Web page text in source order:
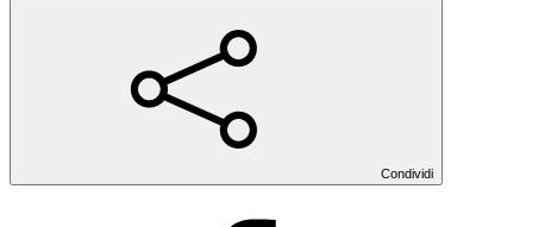
Condividi